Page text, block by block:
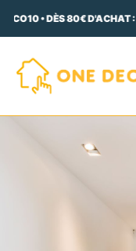
• DÈS 80€ D'ACHAT